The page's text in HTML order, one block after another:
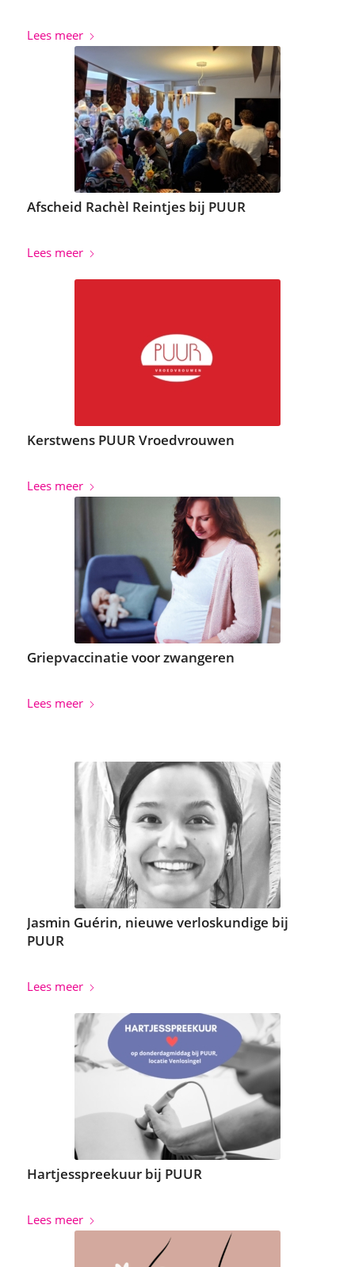
Lees meer
Afscheid Rachèl Reintjes bij PUUR
Lees meer
Kerstwens PUUR Vroedvrouwen
Lees meer
Griepvaccinatie voor zwangeren
Lees meer
Jasmin Guérin, nieuwe verloskundige bij
PUUR
Lees meer
Hartjesspreekuur bij PUUR
Lees meer